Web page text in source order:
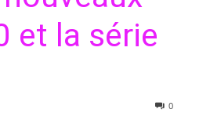
et la série
0